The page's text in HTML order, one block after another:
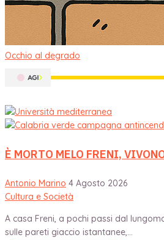
Occhio al degrado
È MORTO MELO FRENI,
Antonio Marino 4 Agosto 2026
Cultura e Società
A casa Freni, a pochi passi dal
sulle pareti giaccio istantanee,...